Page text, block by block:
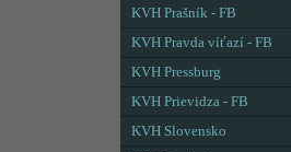
KVH Prašník - FB
KVH Pravda víťazí - FB
KVH Pressburg
KVH Prievidza - FB
KVH Slovensko